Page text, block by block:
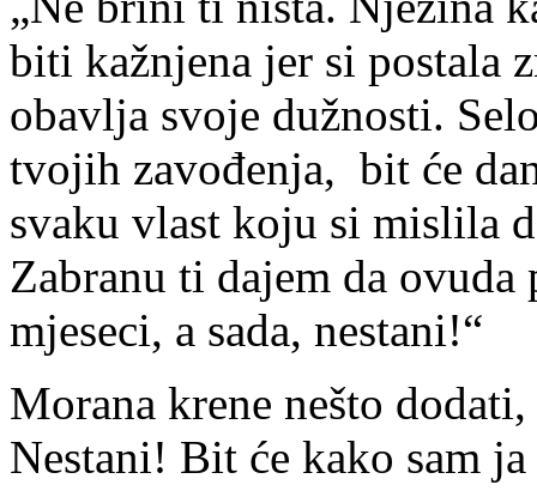
biti kažnjena jer si postala
obavlja svoje dužnosti.
tvojih zavođenja, bit će
svaku vlast koju si mislila
Zabranu ti dajem da
mjeseci, a sada, nestani!“
Morana krene nešto
Nestani! Bit će kako sam ja